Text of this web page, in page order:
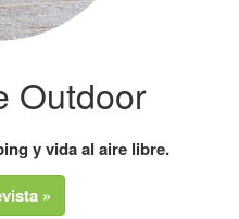
Outdoor
y vida al aire libre.
»